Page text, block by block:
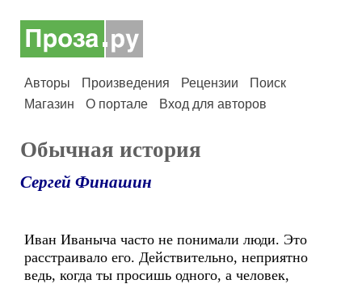
Авторы Произведения Рецензии
Поиск
Магазин
О портале Вход для авторов
Обычная история
Сергей Финашин
Иван Иваныча часто не понимали люди. Это
расстраивало его. Действительно, неприятно
ведь, когда ты просишь одного, а человек,